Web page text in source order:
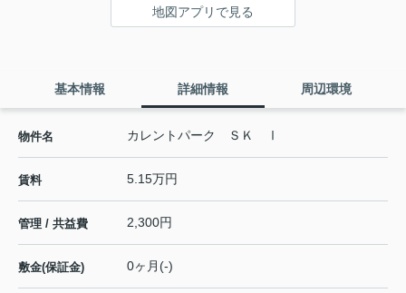
地図アプリで見る
基本情報 詳細情報 周辺環境
物件名 カレントパーク ＳＫ Ⅰ
賃料 5.15万円
管理 / 共益費 2,300円
敷金(保証金) 0ヶ月(-)